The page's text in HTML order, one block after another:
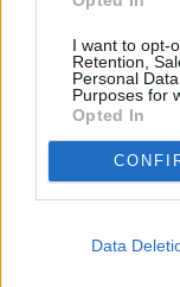
I want to opt-
Retention,
Personal
Purposes for
Opted In
Data